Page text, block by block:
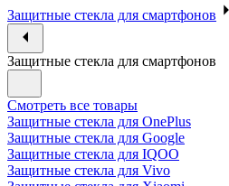
Защитные стекла для смартфонов
Защитные стекла для смартфонов
Смотреть все товары
Защитные стекла для OnePlus
Защитные стекла для Google
Защитные стекла для IQOO
Защитные стекла для Vivo